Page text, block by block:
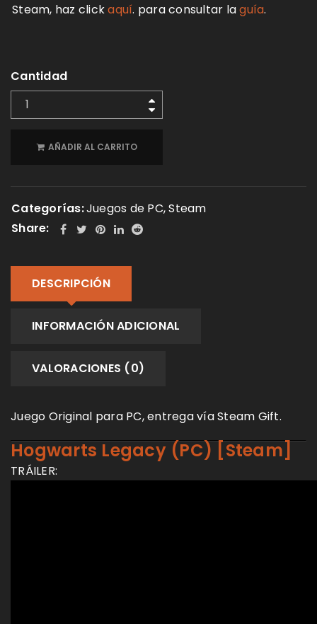
Steam, haz clickaquí. para consultar laguía.
Cantidad
AÑADIR AL CARRITO
Categorías:Juegos de PC,Steam
Share:
DESCRIPCIÓN
INFORMACIÓN ADICIONAL
VALORACIONES (0)
Juego Original para PC, entrega vía Steam Gift.
Hogwarts Legacy (PC) [Steam]
TRÁILER: